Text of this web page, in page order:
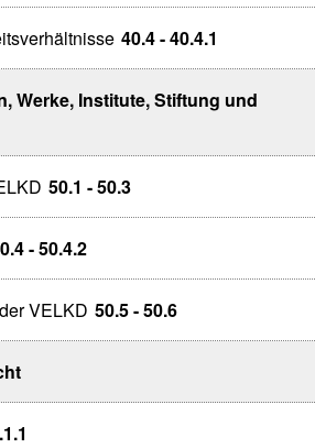
40.4 - 40.4.1
Werke, Institute, Stiftung und
50.1 - 50.3
- 50.4.2
VELKD 50.5 - 50.6